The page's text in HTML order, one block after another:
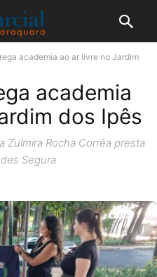
academia ao ar livre no Jardim
academia
dos Ipês
Zulmira Rocha Corrêa presta
Segura